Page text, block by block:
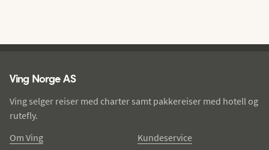
Ving Norge AS
Ving selger reiser med charter samt pakkereiser med hotell og
rutefly.
Om Ving
Kundeservice